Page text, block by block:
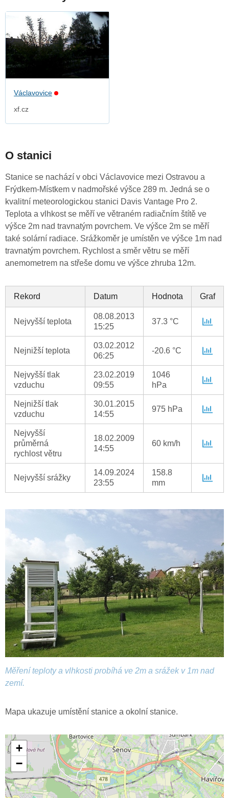
Václavovice
xf.cz
O stanici
Stanice se nachází v obci Václavovice mezi Ostravou a
Frýdkem-Místkem v nadmořské výšce 289 m. Jedná se o
kvalitní meteorologickou stanici Davis Vantage Pro 2.
Teplota a vlhkost se měří ve větraném radiačním štítě ve
výšce 2m nad travnatým povrchem. Ve výšce 2m se měří
také solární radiace. Srážkoměr je umístěn ve výšce 1m nad
travnatým povrchem. Rychlost a směr větru se měří
anemometrem na střeše domu ve výšce zhruba 12m.
Rekord Datum Hodnota Graf
Nejvyšší teplota
08.08.2013
15:25
37.3 °C
Nejnižší teplota
03.02.2012
06:25
-20.6 °C
Nejvyšší tlak
vzduchu
23.02.2019
09:55
1046
hPa
Nejnižší tlak
vzduchu
30.01.2015
14:55
975 hPa
Nejvyšší
průměrná
rychlost větru
18.02.2009
14:55
60 km/h
Nejvyšší srážky
14.09.2024
23:55
158.8
mm
Měření teploty a vlhkosti probíhá ve 2m a srážek v 1m nad
zemí.
Mapa ukazuje umístění stanice a okolní stanice.
+
−